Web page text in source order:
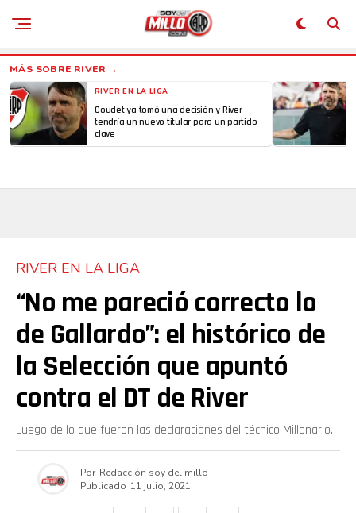
RIVER EN LA LIGA
Coudet ya tomó una decisión y River
tendría un nuevo titular para un partido
clave
RIVER EN LA LIGA
“No me pareció correcto lo
de Gallardo”: el histórico de
la Selección que apuntó
contra el DT de River
Luego de lo que fueron las declaraciones del técnico Millonario.
Por Redacción soy del millo
Publicado 11 julio, 2021